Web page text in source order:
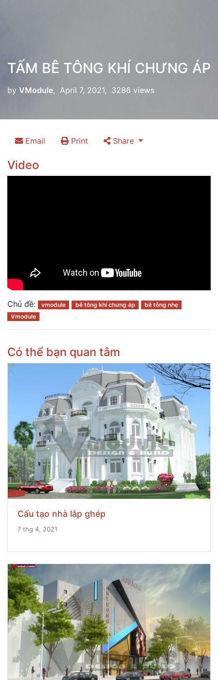
TẤM BÊ TÔNG KHÍ CHƯNG ÁP
by VModule, April 7, 2021, 3286 views
Email Print Share
Video
Chủ đề: vmodule bê tông khí chưng áp
bê tông nhẹ
Vmodule
Có thể bạn quan tâm
Cấu tạo nhà lắp ghép
7 thg 4, 2021